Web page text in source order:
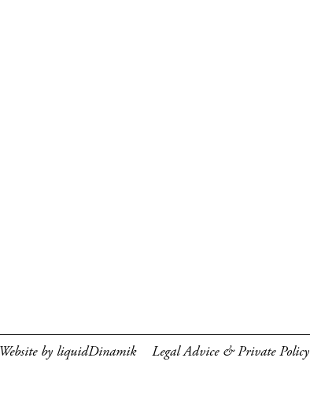
Website by liquidDinamik Legal Advice & Private Policy